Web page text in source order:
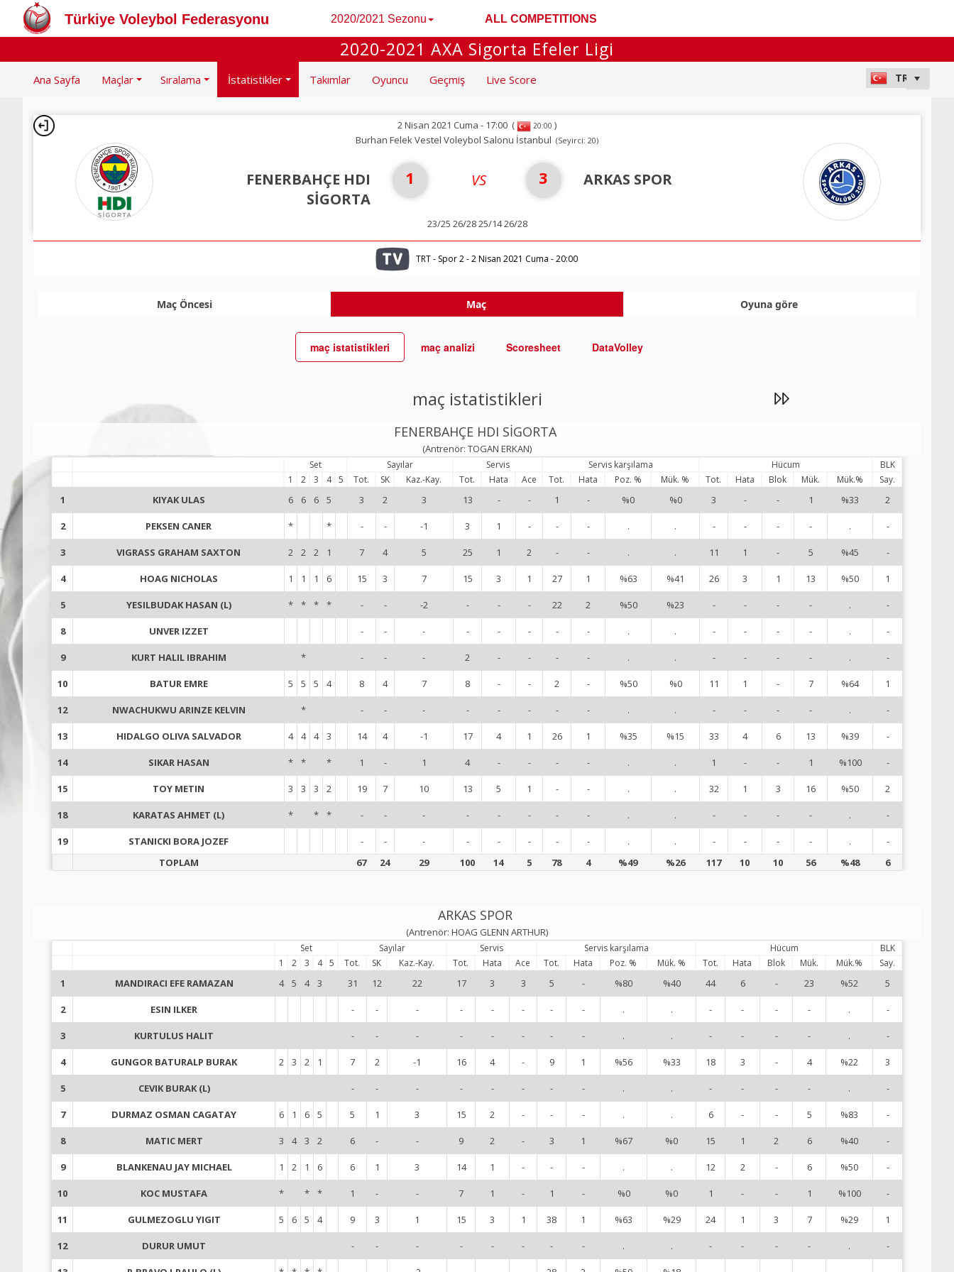
Türkiye Voleybol Federasyonu 2020/2021 Sezonu ALL COMPETITIONS
2020-2021 AXA Sigorta Efeler Ligi
Ana Sayfa Maçlar Sıralama İstatistikler Takımlar Oyuncu Geçmiş Live Score
2 Nisan 2021 Cuma - 17:00 ( 20:00 )
Burhan Felek Vestel Voleybol Salonu İstanbul (Seyirci: 20)
FENERBAHÇE HDI
SİGORTA
1 VS 3 ARKAS SPOR
23/25 26/28 25/14 26/28
TRT - Spor 2 - 2 Nisan 2021 Cuma - 20:00
Maç Öncesi Maç Oyuna göre
maç istatistikleri maç analizi Scoresheet DataVolley
maç istatistikleri
FENERBAHÇE HDI SİGORTA
(Antrenör: TOGAN ERKAN)
Set Sayılar Servis Servis karşılama Hücum
BLK
1
2 3 4 5 Tot. SK Kaz.-Kay. Tot. Hata Ace Tot. Hata Poz. % Mük. % Tot. Hata Blok Mük. Mük.% Say.
1 KIYAK ULAS 6 6 6 5 3 2 3 13 - - 1 - %0 %0 3 - - 1 %33 2
2 PEKSEN CANER * * - - -1 3 1 - - - . . - - - - . -
3 VIGRASS GRAHAM SAXTON 2 2 2 1 7 4 5 25 1 2 - - . . 11 1 - 5 %45 -
4 HOAG NICHOLAS 1 1 1 6 15 3 7 15 3 1 27 1 %63 %41 26 3 1 13 %50 1
5 YESILBUDAK HASAN (L) * * * * - - -2 - - - 22 2 %50 %23 - - - - . -
8 UNVER IZZET - - - - - - - - . . - - - - . -
9 KURT HALIL IBRAHIM * - - - 2 - - - - . . - - - - . -
10 BATUR EMRE 5 5 5 4 8 4 7 8 - - 2 - %50 %0 11 1 - 7 %64 1
12 NWACHUKWU ARINZE KELVIN * - - - - - - - - . . - - - - . -
13 HIDALGO OLIVA SALVADOR 4 4 4 3 14 4 -1 17 4 1 26 1 %35 %15 33 4 6 13 %39 -
14 SIKAR HASAN * * * 1 - 1 4 - - - - . . 1 - - 1 %100 -
15 TOY METIN 3 3 3 2 19 7 10 13 5 1 - - . . 32 1 3 16 %50 2
18 KARATAS AHMET (L) * * * - - - - - - - - . . - - - - . -
19 STANICKI BORA JOZEF - - - - - - - - . . - - - - .
-
TOPLAM
67 24 29 100 14 5 78 4 %49 %26 117 10 10 56 %48 6
ARKAS SPOR
(Antrenör: HOAG GLENN ARTHUR)
Set Sayılar Servis Servis karşılama Hücum
BLK
1
2 3 4 5 Tot. SK Kaz.-Kay. Tot. Hata Ace Tot. Hata Poz. % Mük. % Tot. Hata Blok Mük. Mük.% Say.
1 MANDIRACI EFE RAMAZAN 4 5 4 3 31 12 22 17 3 3 5 - %80 %40 44 6 - 23 %52 5
2 ESIN ILKER - - - - - - - - . . - - - - . -
3 KURTULUS HALIT - - - - - - - - . . - - - - . -
4 GUNGOR BATURALP BURAK 2 3 2 1 7 2 -1 16 4 - 9 1 %56 %33 18 3 - 4 %22 3
5 CEVIK BURAK (L) - - - - - - - - . . - - - - . -
7 DURMAZ OSMAN CAGATAY 6 1 6 5 5 1 3 15 2 - - - . . 6 - - 5 %83 -
8 MATIC MERT 3 4 3 2 6 - - 9 2 - 3 1 %67 %0 15 1 2 6 %40 -
9 BLANKENAU JAY MICHAEL 1 2 1 6 6 1 3 14 1 - - - . . 12 2 - 6 %50 -
10 KOC MUSTAFA * * * 1 - - 7 1 - 1 - %0 %0 1 - - 1 %100 -
11 GULMEZOGLU YIGIT 5 6 5 4 9 3 1 15 3 1 38 1 %63 %29 24 1 3 7 %29 1
12 DURUR UMUT - - - - - - - - . . - - - - . -